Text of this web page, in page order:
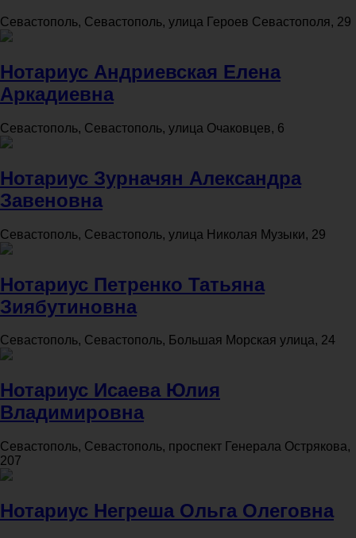
Севастополь, Севастополь, улица Героев Севастополя, 29
Нотариус Андриевская Елена
Аркадиевна
Севастополь, Севастополь, улица Очаковцев, 6
Нотариус Зурначян Александра
Завеновна
Севастополь, Севастополь, улица Николая Музыки, 29
Нотариус Петренко Татьяна
Зиябутиновна
Севастополь, Севастополь, Большая Морская улица, 24
Нотариус Исаева Юлия
Владимировна
Севастополь, Севастополь, проспект Генерала Острякова,
207
Нотариус Негреша Ольга Олеговна